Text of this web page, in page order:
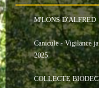
Tarifs et locations
Galeries photos
INDISPENSABLES
Nouveaux arrivants
M'LONS D'ALFRED
Canicule - Vigilance
2025
COLLECTE